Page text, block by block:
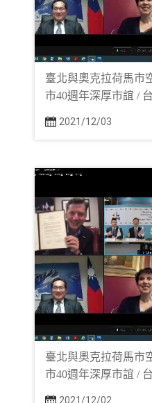
臺北與奧克拉荷馬市
市40週年深厚市誼 /
2021/12/03
臺北與奧克拉荷馬市
市40週年深厚市誼 /
2021/12/02